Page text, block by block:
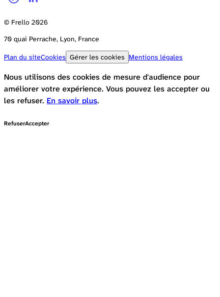
© Frello 2026
70 quai Perrache, Lyon, France
Plan du siteCookies Gérer les cookies Mentions légales
Nous utilisons des cookies de mesure d'audience pour
améliorer votre expérience. Vous pouvez les accepter ou
les refuser. En savoir plus.
RefuserAccepter